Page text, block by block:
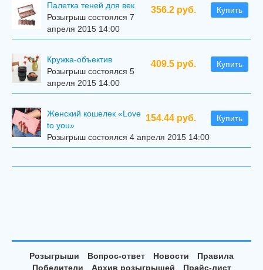
356.2 руб. Купить
Палетка теней для век
Розыгрыш состоялся 7
апреля 2015 14:00
409.5 руб. Купить
Кружка-объектив
Розыгрыш состоялся 5
апреля 2015 14:00
154.44 руб. Купить
Женский кошелек «Love
to you»
Розыгрыш состоялся 4 апреля 2015 14:00
Розыгрыши Вопрос-ответ Новости
Правила
Победители
Архив розыгрышей Прайс-лист